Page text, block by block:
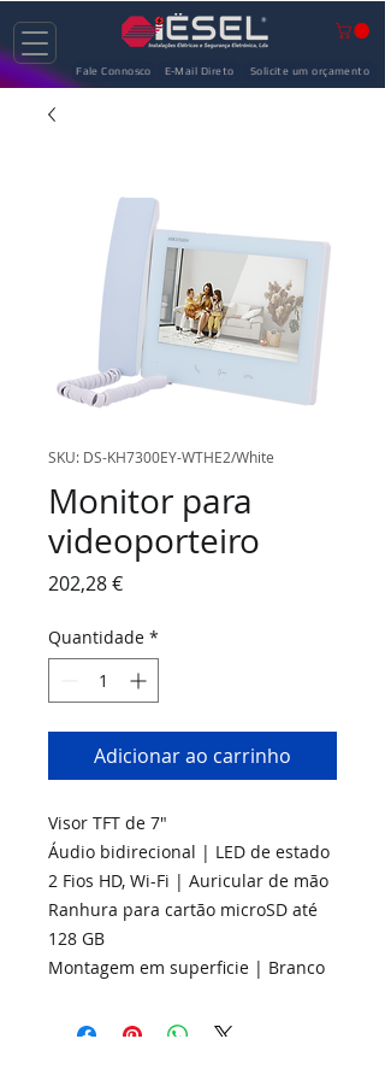
Fale Connosco E-Mail Direto Solicite um orçamento
SKU: DS-KH7300EY-WTHE2/White
Monitor para
videoporteiro
202,28 €Preço
Quantidade *
Adicionar ao carrinho
Visor TFT de 7"
Áudio bidirecional | LED de estado
2 Fios HD, Wi-Fi | Auricular de mão
Ranhura para cartão microSD até
128 GB
Montagem em superficie | Branco